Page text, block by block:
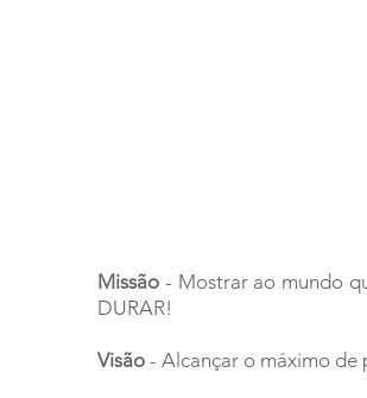
Missão - Mostrar ao mundo
DURAR!
Visão - Alcançar o máximo de